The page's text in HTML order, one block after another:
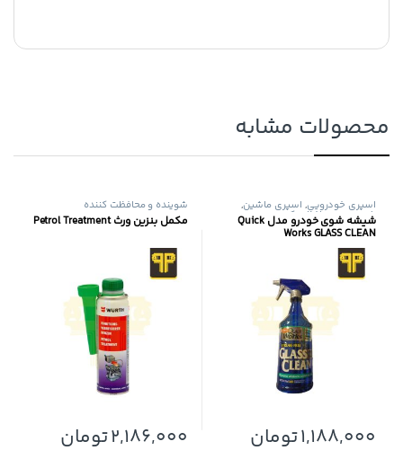
محصولات مشابه
اسپری خودرویی, اسپری ماشین,
شوینده و محافظت کننده شیشه شوی خودرو مدل Quick
Works GLASS CLEAN
1,188,000تومان
شوینده و محافظت کننده
مکمل بنزین ورث Petrol Treatment
2,186,000تومان